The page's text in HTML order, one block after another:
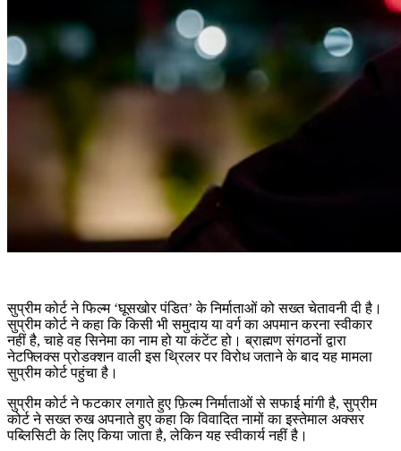
सुप्रीम कोर्ट ने फिल्म ‘घूसखोर पंडित’ के निर्माताओं को सख्त चेतावनी दी है।
सुप्रीम कोर्ट ने कहा कि किसी भी समुदाय या वर्ग का अपमान करना स्वीकार
नहीं है, चाहे वह सिनेमा का नाम हो या कंटेंट हो। ब्राह्मण संगठनों द्वारा
नेटफ्लिक्स प्रोडक्शन वाली इस थ्रिलर पर विरोध जताने के बाद यह मामला
सुप्रीम कोर्ट पहुंचा है।
सुप्रीम कोर्ट ने फटकार लगाते हुए फ़िल्म निर्माताओं से सफाई मांगी है, सुप्रीम
कोर्ट ने सख्त रुख अपनाते हुए कहा कि विवादित नामों का इस्तेमाल अक्सर
पब्लिसिटी के लिए किया जाता है, लेकिन यह स्वीकार्य नहीं है।